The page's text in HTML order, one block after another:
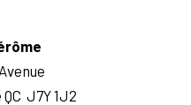
J7Y 1J2